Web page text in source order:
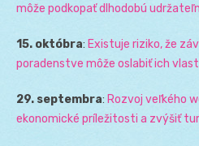
môže podkopať dlhodobú
15. októbra: Existuje riziko, že
poradenstve môže oslabiť ich
29. septembra: Rozvoj veľkého
ekonomické príležitosti a zvýšiť